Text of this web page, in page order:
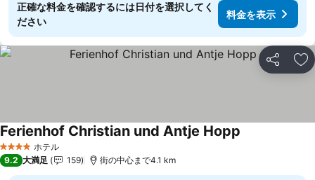
正確な料金を確認するには日付を選択してく
ださい
料金を表示
シェア お
4 ホテルのランク
ホテル
Ferienhof Christian und Antje Hopp
9.2 大満足 159 街の中心まで4.1 km